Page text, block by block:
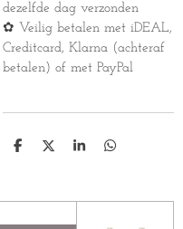
dezelfde dag verzonden
✿ Veilig betalen met iDEAL,
Creditcard, Klarna (achteraf
betalen) of met PayPal
D
n
D
S
e
D
n